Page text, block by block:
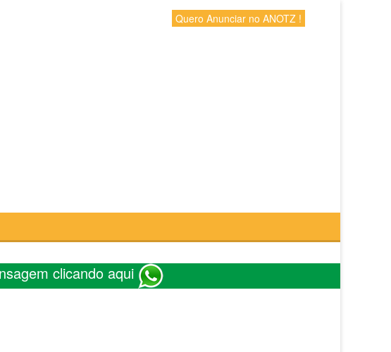
Quero Anunciar no ANOTZ !
clicando aqui